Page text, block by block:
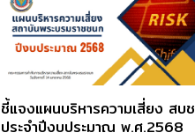
ชี้แจงแผนบริหารความเสี่ยง สบช
ประจำปีงบประมาณ พ.ศ.2568